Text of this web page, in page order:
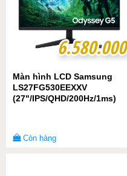
6.580.000
6.580.000
Màn hình LCD Samsung
LS27FG530EEXXV
(27"/IPS/QHD/200Hz/1ms)
Còn hàng